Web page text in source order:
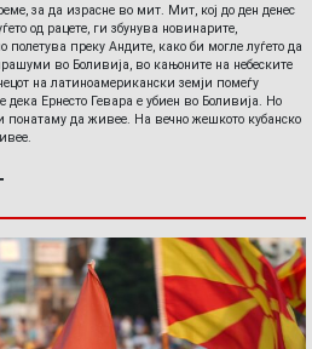
за да израсне во мит. Мит, кој до ден денес
од рацете, ги збунува новинарите,
полетува преку Андите, како би могле луѓето да
во Боливија, во кањоните на небеските
на латиноамерикански земји помеѓу
Ернесто Гевара е убиен во Боливија. Но
понатаму да живее. На вечно жешкото кубанско